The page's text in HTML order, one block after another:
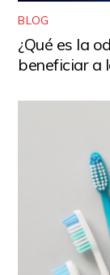
BLOG
¿Qué es la
beneficiar a